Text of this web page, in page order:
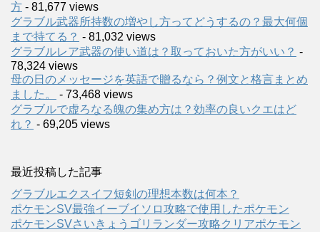
方 - 81,677 views
グラブル武器所持数の増やし方ってどうするの？最大何個
まで持てる？ - 81,032 views
グラブルレア武器の使い道は？取っておいた方がいい？ -
78,324 views
母の日のメッセージを英語で贈るなら？例文と格言まとめ
ました。
- 73,468 views
グラブルで虚ろなる魄の集め方は？効率の良いクエはど
れ？ - 69,205 views
最近投稿した記事
グラブルエクスイフ短剣の理想本数は何本？
ポケモンSV最強イーブイソロ攻略で使用したポケモン
ポケモンSVさいきょうゴリランダー攻略クリアポケモン